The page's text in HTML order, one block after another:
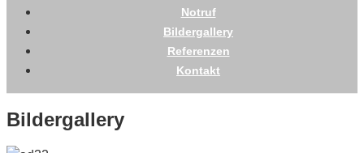
Notruf
Bildergallery
Referenzen
Kontakt
Bildergallery